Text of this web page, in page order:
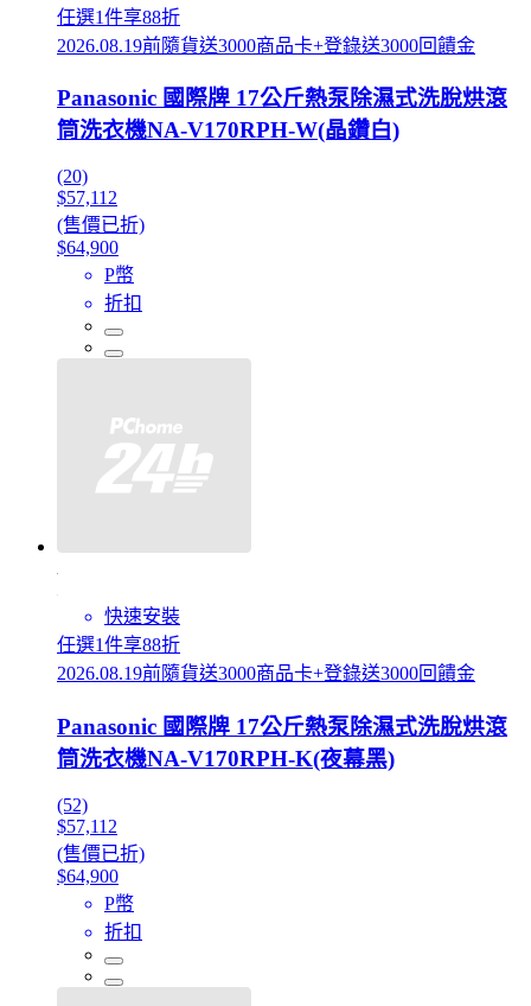
任選1件享88折
2026.08.19前隨貨送3000商品卡+登錄送3000回饋金
Panasonic 國際牌 17公斤熱泵除濕式洗脫烘滾
筒洗衣機NA-V170RPH-W(晶鑽白)
(20)
$57,112
(售價已折)
$64,900
P幣
折扣
快速安裝
任選1件享88折
2026.08.19前隨貨送3000商品卡+登錄送3000回饋金
Panasonic 國際牌 17公斤熱泵除濕式洗脫烘滾
筒洗衣機NA-V170RPH-K(夜幕黑)
(52)
$57,112
(售價已折)
$64,900
P幣
折扣